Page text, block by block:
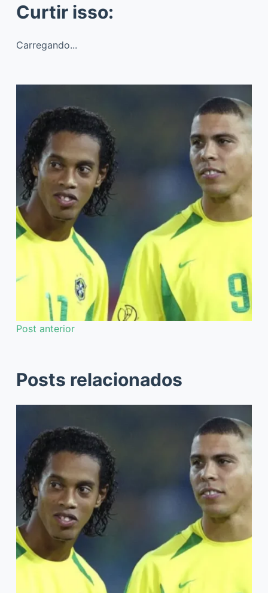
Curtir isso:
Carregando...
Post anterior
Posts relacionados